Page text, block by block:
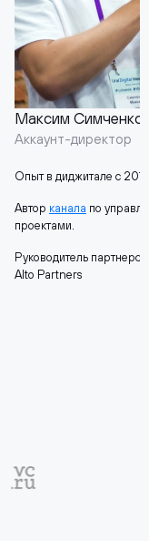
Максим Симченко
Аккаунт-директор
Опыт в диджитале с
Автор канала по
проектами.
Руководитель
Alto Partners